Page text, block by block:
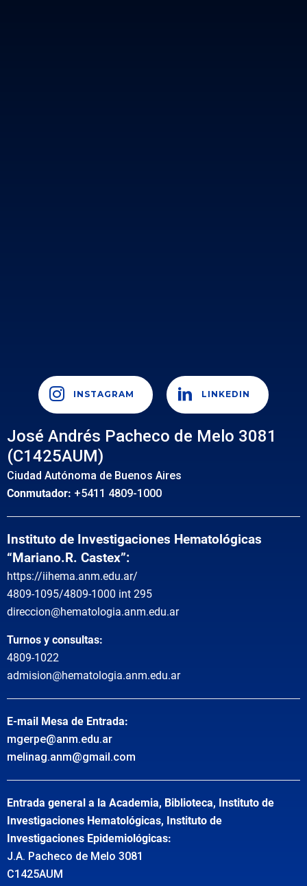
INSTAGRAM LINKEDIN
José Andrés Pacheco de Melo 3081
(C1425AUM)
Ciudad Autónoma de Buenos Aires
Conmutador: +5411 4809-1000
Instituto de Investigaciones Hematológicas
“Mariano.R. Castex”:
https://iihema.anm.edu.ar/
4809-1095/4809-1000 int 295
direccion@hematologia.anm.edu.ar
Turnos y consultas:
4809-1022
admision@hematologia.anm.edu.ar
E-mail Mesa de Entrada:
mgerpe@anm.edu.ar
melinag.anm@gmail.com
Entrada general a la Academia, Biblioteca, Instituto de
Investigaciones Hematológicas, Instituto de
Investigaciones Epidemiológicas:
J.A. Pacheco de Melo 3081
C1425AUM